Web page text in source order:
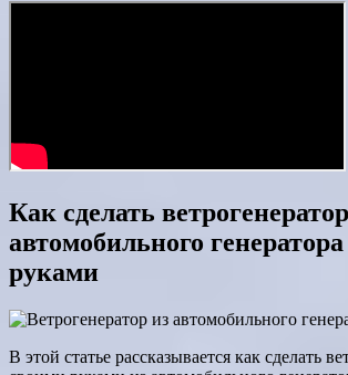
Как сделать
автомобильного
руками
В этой статье рассказывается как сделать